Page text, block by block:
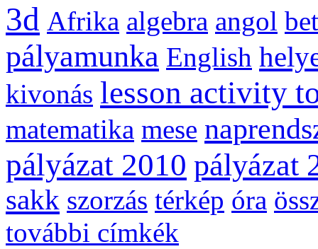
3d Afrika algebra angol
pályamunka English
kivonás lesson activity
matematika mese
pályázat 2010 pályázat
sakk szorzás térkép óra
további címkék